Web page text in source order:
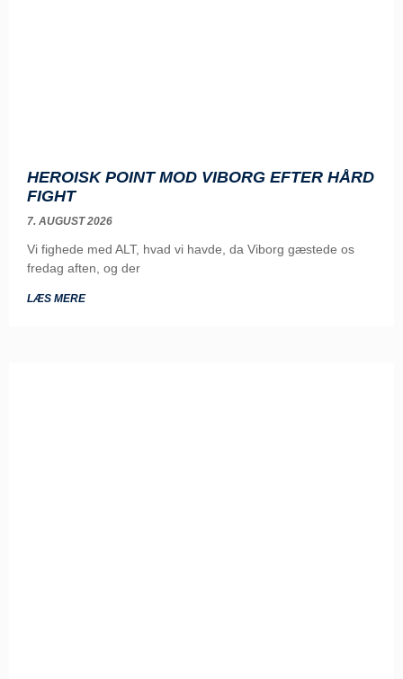
HEROISK POINT MOD VIBORG EFTER HÅRD
FIGHT
7. AUGUST 2026
Vi fighede med ALT, hvad vi havde, da Viborg gæstede os
fredag aften, og der
LÆS MERE